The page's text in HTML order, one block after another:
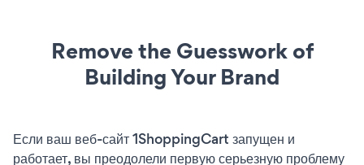
Remove the Guesswork of
Building Your Brand
Если ваш веб-сайт 1ShoppingCart запущен и
работает, вы преодолели первую серьезную проблему